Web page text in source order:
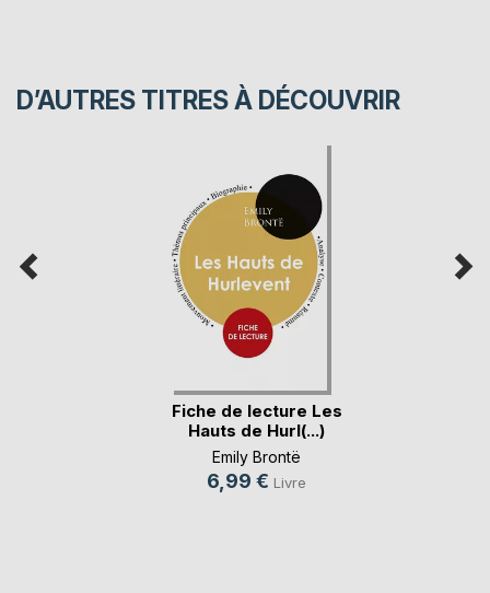
D’AUTRES TITRES À DÉCOUVRIR
Fiche de lecture Les
Hauts de Hurl(...)
Emily Brontë
6,99 € Livre